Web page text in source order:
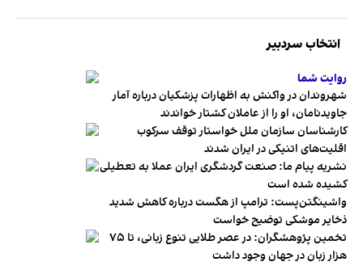
انتخاب سردبیر
روایت شما
شهروندان در واکنش به اظهارات پزشکیان درباره آمار
جاویدنامان، او را از عاملان کشتار خواندند
کارشناسان سازمان ملل خواستار توقف سرکوب
اقلیت‌های اتنیکی در ایران شدند
نشریه پیام ما: صنعت گردشگری ایران عملا به تعطیلی
کشیده شده است
واشینگتن‌پست: ترامپ از هگست درباره کاهش شدید
ذخایر موشکی توضیح خواست
تخمین پژوهشگران: در عصر طلایی تنوع زبانی، تا ۷۵
هزار زبان در جهان وجود داشت